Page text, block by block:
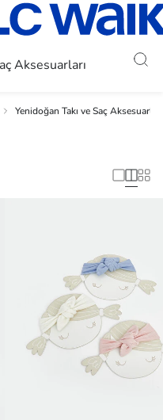
Aksesuarları
Yenidoğan Takı ve Saç Aksesuarları